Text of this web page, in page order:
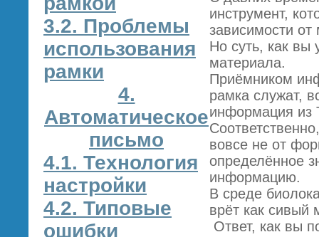
3.2. Проблемы
использования
рамки
4.
Автоматическое
письмо
4.1. Технология
настройки
4.2. Типовые
ошибки
инструмент,
зависимости от
Но суть, как вы
материала.
Приёмником
рамка служат,
информация из
вовсе не от
определённое
информацию.
В среде
врёт как сивый
Ответ, как вы